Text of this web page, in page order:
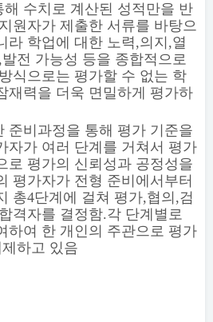
수치로 계산된 성적만을 반
원자가 제출한 서류를 바탕으
라 학업에 대한 노력,의지 ,열
,발전 가능성 등을 종합적으로
식으로는 평가할 수 없는 학
재력을 더욱 면밀하게 평가하
준비과정을 통해 평가 기준을
자가 여러 단계를 거쳐서 평가
로 평가의 신뢰성과 공정성을
평가자가 전형 준비에서부터
총4단계에 걸쳐 평가,협의 ,검
격자를 결정함.각 단계별로
하여 한 개인의 주관으로 평가
하고 있음